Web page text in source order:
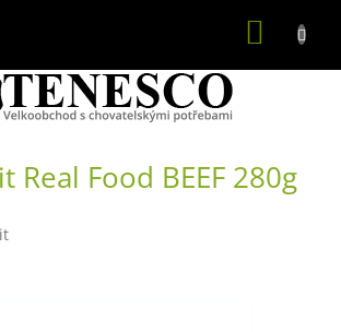
Real Food BEEF 280g